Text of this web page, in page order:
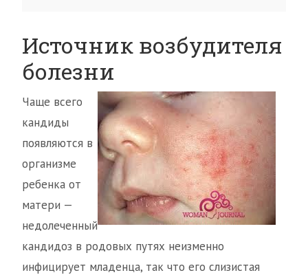
Источник возбудителя
болезни
Чаще всего
кандиды
появляются в
организме
ребенка от
матери —
недолеченный
кандидоз в родовых путях неизменно
инфицирует младенца, так что его слизистая